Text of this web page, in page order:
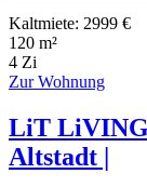
Kaltmiete: 2999 €
120 m²
4 Zi
Zur Wohnung
LiT
Altstadt |